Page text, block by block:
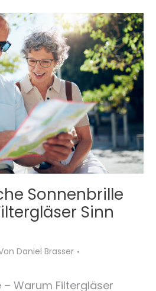
Sonnenbrille
Sinn
Daniel Brasser
– Warum Filtergläser